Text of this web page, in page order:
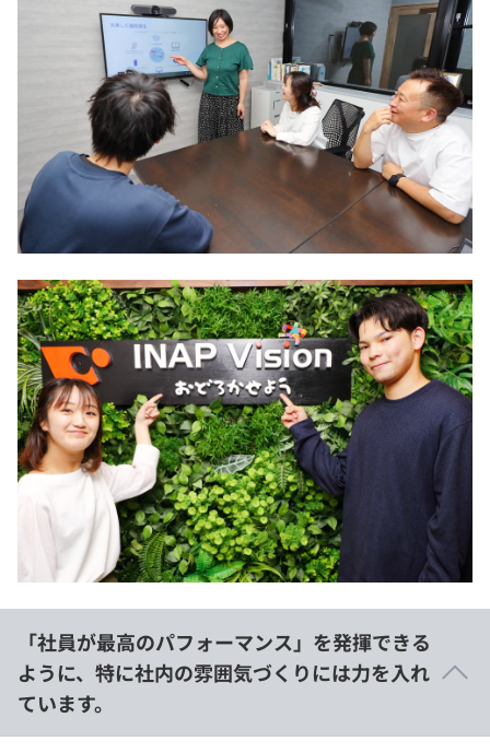
「社員が最高のパフォーマンス」を発揮できる
ように、特に社内の雰囲気づくりには力を入れ
ています。